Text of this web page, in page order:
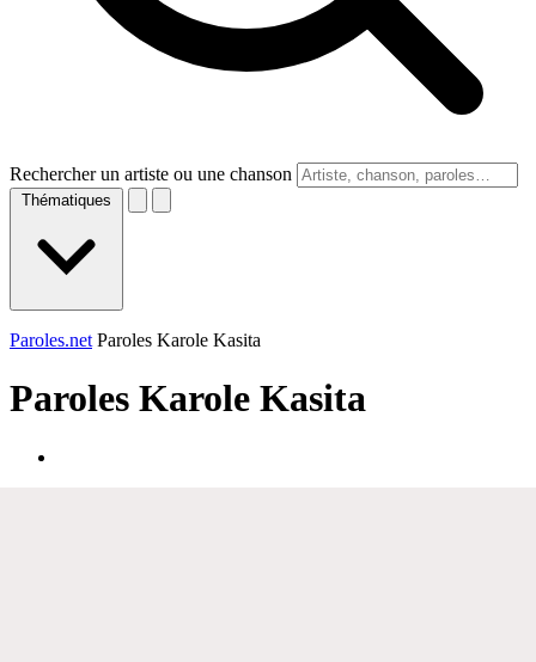
Rechercher un artiste ou une chanson
Thématiques
Paroles.net Paroles Karole Kasita
Paroles Karole Kasita